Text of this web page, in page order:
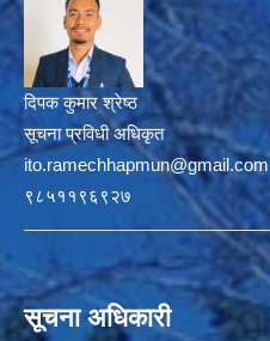
दिपक कुमार श्रेष्ठ
सूचना प्रविधी अधिकृत
ito.ramechhapmun@gmail.com
९८५११९६९२७
सूचना अधिकारी